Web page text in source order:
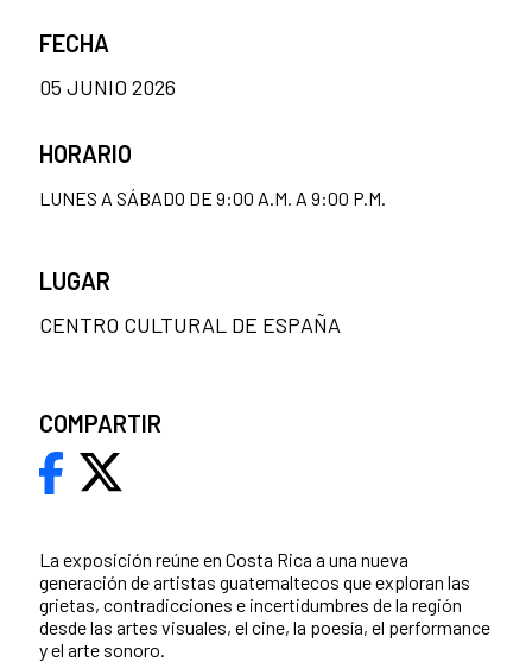
La exposición reúne en Costa Rica a una nueva
generación de artistas guatemaltecos que exploran las
grietas, contradicciones e incertidumbres de la región
desde las artes visuales, el cine, la poesía, el performance
y el arte sonoro.
FECHA
05 JUNIO 2026
HORARIO
LUNES A SÁBADO DE 9:00 A.M. A 9:00 P.M.
LUGAR
CENTRO CULTURAL DE ESPAÑA
COMPARTIR